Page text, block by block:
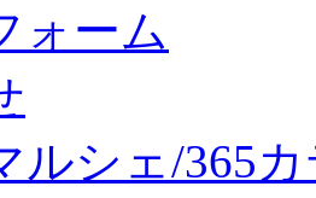
ォーム
ルシェ/365